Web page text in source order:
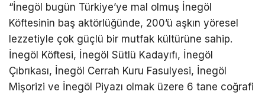
“İnegöl bugün Türkiye’ye mal olmuş İnegöl
Köftesinin baş aktörlüğünde, 200’ü aşkın yöresel
lezzetiyle çok güçlü bir mutfak kültürüne sahip.
İnegöl Köftesi, İnegöl Sütlü Kadayıfı, İnegöl
Çıbrıkası, İnegöl Cerrah Kuru Fasulyesi, İnegöl
Mişorizi ve İnegöl Piyazı olmak üzere 6 tane coğrafi